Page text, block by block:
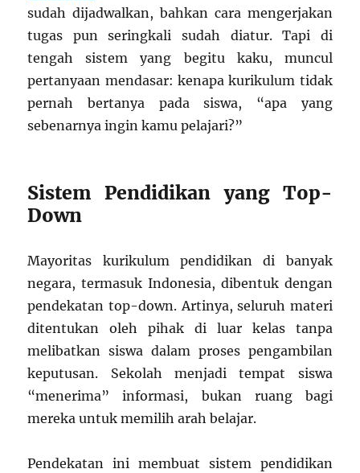
sudah dijadwalkan, bahkan cara mengerjakan
tugas pun seringkali sudah diatur. Tapi di
tengah sistem yang begitu kaku, muncul
pertanyaan mendasar: kenapa kurikulum tidak
pernah bertanya pada siswa, “apa yang
sebenarnya ingin kamu pelajari?”
Sistem Pendidikan yang Top-
Down
Mayoritas kurikulum pendidikan di banyak
negara, termasuk Indonesia, dibentuk dengan
pendekatan top-down. Artinya, seluruh materi
ditentukan oleh pihak di luar kelas tanpa
melibatkan siswa dalam proses pengambilan
keputusan. Sekolah menjadi tempat siswa
“menerima” informasi, bukan ruang bagi
mereka untuk memilih arah belajar.
Pendekatan ini membuat sistem pendidikan